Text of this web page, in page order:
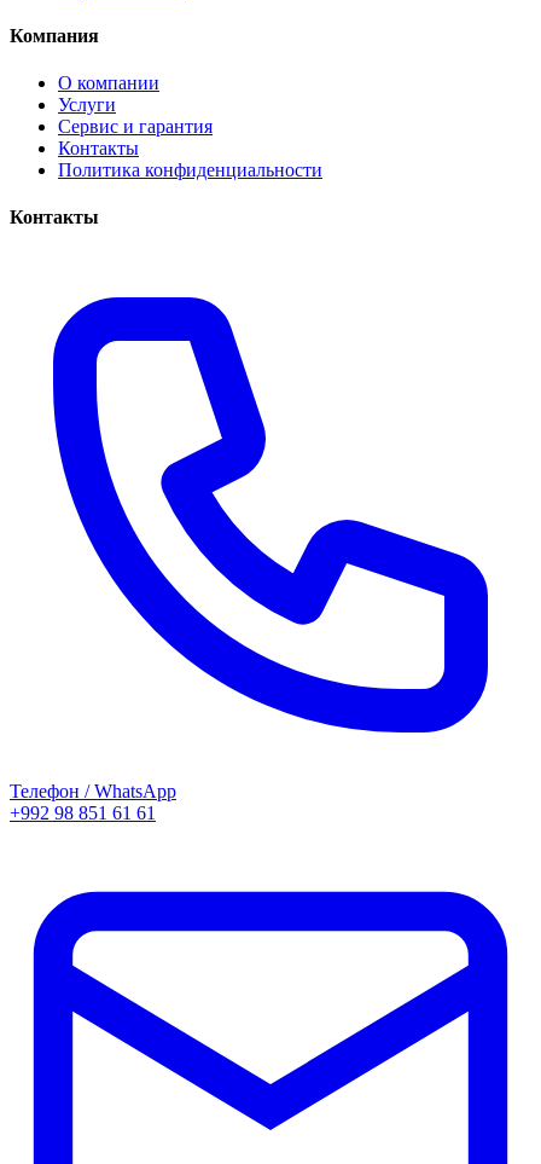
Компания
О компании
Услуги
Сервис и гарантия
Контакты
Политика конфиденциальности
Контакты
Телефон / WhatsApp
+992 98 851 61 61